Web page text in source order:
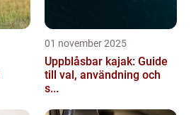
01 november 2025
Uppblåsbar kajak: Guide
till val, användning och
s...